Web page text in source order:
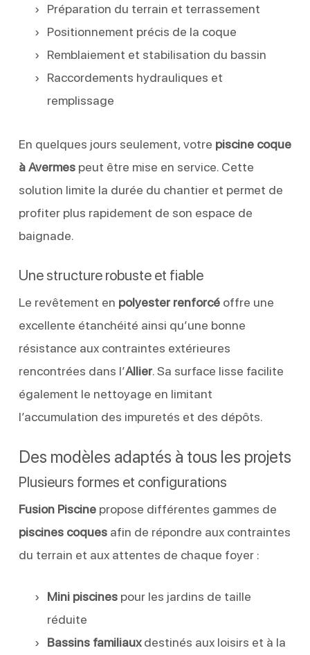
Préparation du terrain et terrassement
Positionnement précis de la coque
Remblaiement et stabilisation du bassin
Raccordements hydrauliques et
remplissage
En quelques jours seulement, votre piscine coque
à Avermespeut être mise en service. Cette
solution limite la durée du chantier et permet de
profiter plus rapidement de son espace de
baignade.
Une structure robuste et fiable
Le revêtement en polyester renforcéoffre une
excellente étanchéité ainsi qu’une bonne
résistance aux contraintes extérieures
rencontrées dans l’Allier. Sa surface lisse facilite
également le nettoyage en limitant
l’accumulation des impuretés et des dépôts.
Des modèles adaptés à tous les projets
Plusieurs formes et configurations
Fusion Piscinepropose différentes gammes de
piscines coquesafin de répondre aux contraintes
du terrain et aux attentes de chaque foyer :
Mini piscinespour les jardins de taille
réduite
Bassins familiauxdestinés aux loisirs et à la